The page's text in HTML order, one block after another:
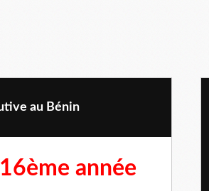
au Bénin
année